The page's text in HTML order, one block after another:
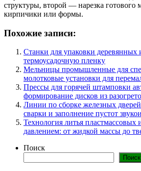
структуры, второй — нарезка готового
кирпичики или формы.
Похожие записи:
Станки для упаковки деревянных
термоусадочную пленку
Мельницы промышленные для
молотковые установки для
Прессы для горячей штамповки
формирование дисков из
Линии по сборке железных
сварки и заполнение пустот
Технология литья пластмассовых
давлением: от жидкой массы до
Поиск
Поиск